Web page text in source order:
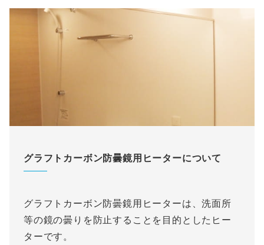
グラフトカーボン防曇鏡用ヒーターについて
グラフトカーボン防曇鏡用ヒーターは、洗面所
等の鏡の曇りを防止することを目的としたヒー
ターです。